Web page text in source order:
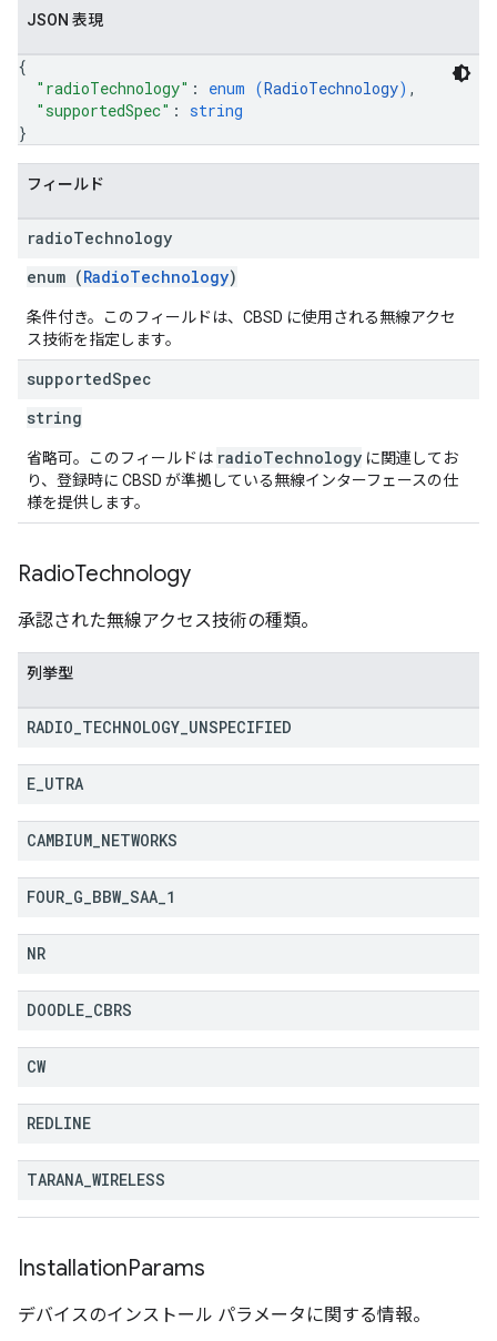
JSON 表現
{
"radioTechnology" : enum (RadioTechnology) ,
"supportedSpec" : string
}
フィールド
radioTechnology
enum (RadioTechnology)
条件付き。このフィールドは、CBSD に使用される無線アクセ
ス技術を指定します。
supportedSpec
string
省略可。このフィールドは radioTechnology に関連してお
り、登録時に CBSD が準拠している無線インターフェースの仕
様を提供します。
RadioTechnology
承認された無線アクセス技術の種類。
列挙型
RADIO TECHNOLOGY UNSPECIFIED
E UTRA
CAMBIUM NETWORKS
FOUR G BBW_ SAA 1
NR
DOODLE CBRS
CW
REDLINE
TARANA WIRELESS
InstallationParams
デバイスのインストール パラメータに関する情報。